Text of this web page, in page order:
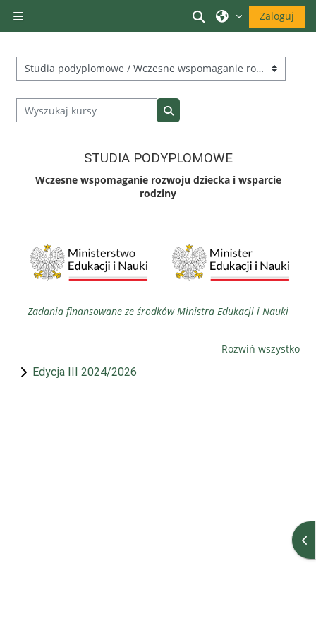
PrzełącznikZaloguj
Kategorie kursów
Wyszukaj kursy
Wyszukaj kursy
STUDIA PODYPLOMOWE
Wczesne wspomaganie rozwoju dziecka i wsparcie
rodziny
Zadania finansowane ze środków Ministra Edukacji i Nauki
Rozwiń wszystko
Edycja III 2024/2026